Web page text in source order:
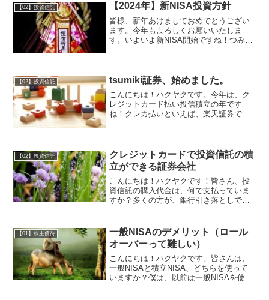
【02】投資信託 【2024年】新NISA投資方針
皆様、新年あけましておめでとうござい
ます。今年もよろしくお願いいたしま
す。いよいよ新NISA開始ですね！つみた
指しましょう！我が...
【02】投資信託 tsumiki証券、始めました。
こんにちは！ハクヤクです。今年は、ク
レジットカード払い投信積立の年です
ね！クレカ払いといえば、楽天証券でし
いを始めた証券会社が...
【02】投資信託
クレジットカードで投資信託の積
立ができる証券会社
こんにちは！ハクヤクです！皆さん、投
資信託の購入代金は、何で支払っていま
すか？多くの方が、銀行引き落としでは
楽天カードで積立NISAを月33,333円購入
しています。ク...
【01】株主優待
一般NISAのデメリット（ロール
オーバーって難しい）
こんにちは！ハクヤクです。皆さんは、
一般NISAと積立NISA、どちらを使って
いますか？僕は、以前は一般NISAを使っ